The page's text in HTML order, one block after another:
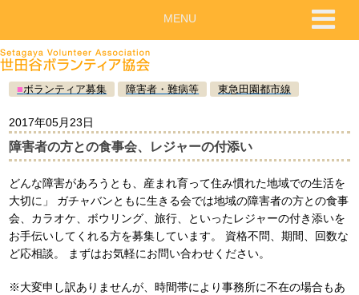
■ボランティア募集 障害者・難病等 東急田園都市線
2017年05月23日
障害者の方との食事会、レジャーの付添い
どんな障害があろうとも、産まれ育って住み慣れた地域での生活を
大切に」 ガチャバンともに生きる会では地域の障害者の方との食事
会、カラオケ、ボウリング、旅行、といったレジャーの付き添いを
お手伝いしてくれる方を募集しています。 資格不問、期間、回数な
ど応相談。 まずはお気軽にお問い合わせください。
※大変申し訳ありませんが、時間帯により事務所に不在の場合もあ
MENU